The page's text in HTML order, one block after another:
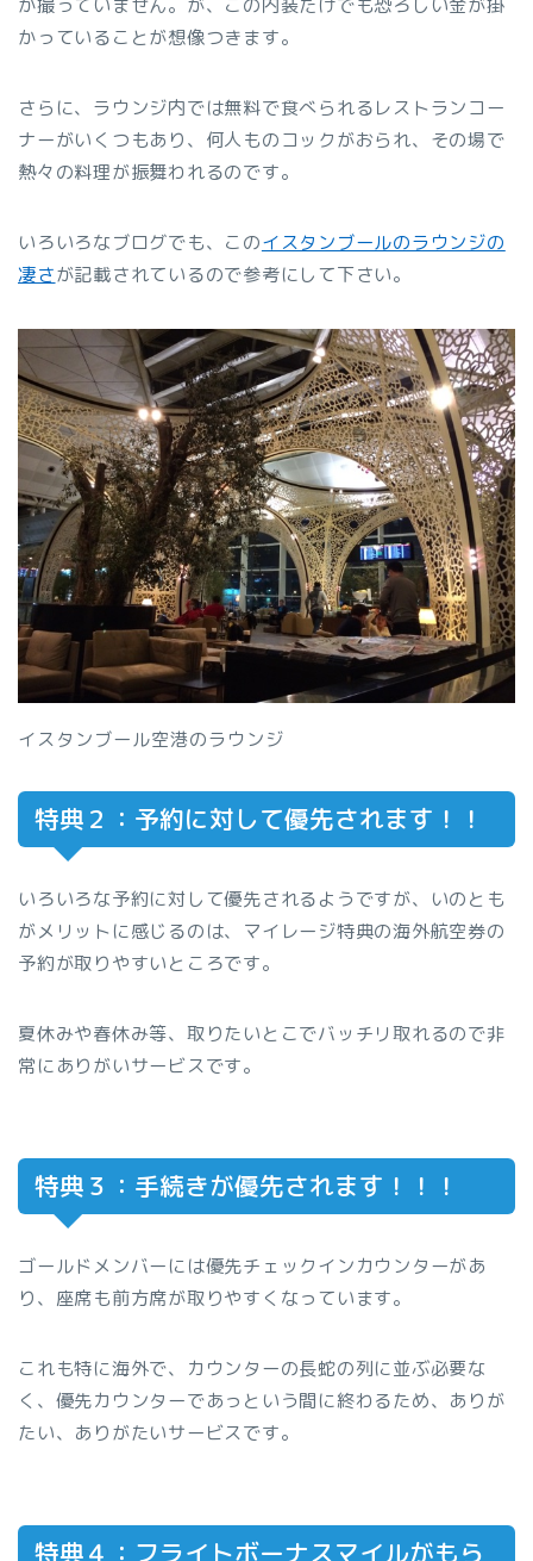
か撮っていません。が、この内装だけでも恐ろしい金が掛
かっていることが想像つきます。
さらに、ラウンジ内では無料で食べられるレストランコー
ナーがいくつもあり、何人ものコックがおられ、その場で
熱々の料理が振舞われるのです。
いろいろなブログでも、このイスタンブールのラウンジの
凄さが記載されているので参考にして下さい。
イスタンブール空港のラウンジ
特典２：予約に対して優先されます！！
いろいろな予約に対して優先されるようですが、いのとも
がメリットに感じるのは、マイレージ特典の海外航空券の
予約が取りやすいところです。
夏休みや春休み等、取りたいとこでバッチリ取れるので非
常にありがいサービスです。
特典３：手続きが優先されます！！！
ゴールドメンバーには優先チェックインカウンターがあ
り、座席も前方席が取りやすくなっています。
これも特に海外で、カウンターの長蛇の列に並ぶ必要な
く、優先カウンターであっという間に終わるため、ありが
たい、ありがたいサービスです。
特典４：フライトボーナスマイルがもら